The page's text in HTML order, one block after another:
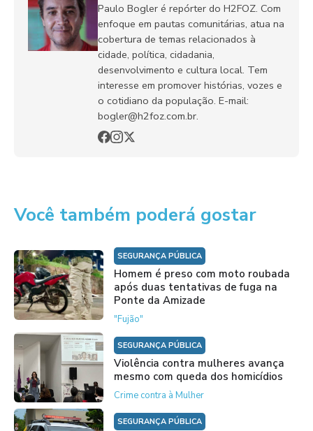
Paulo Bogler é repórter do H2FOZ. Com
enfoque em pautas comunitárias, atua na
cobertura de temas relacionados à
cidade, política, cidadania,
desenvolvimento e cultura local. Tem
interesse em promover histórias, vozes e
o cotidiano da população. E-mail:
bogler@h2foz.com.br.
Você também poderá gostar
SEGURANÇA PÚBLICA
Homem é preso com moto roubada
após duas tentativas de fuga na
Ponte da Amizade
"Fujão"
SEGURANÇA PÚBLICA
Violência contra mulheres avança
mesmo com queda dos homicídios
Crime contra à Mulher
SEGURANÇA PÚBLICA